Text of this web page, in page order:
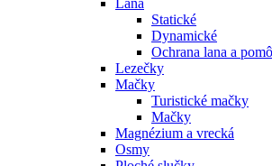
Statické
Dynamické
Ochrana lana a
Lezečky
Mačky
Turistické mačky
Mačky
Magnézium a vrecká
Osmy